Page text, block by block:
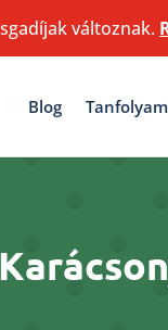
változnak.
Blog